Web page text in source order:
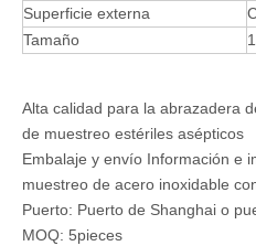
Superficie externa
Tamaño
Alta calidad para la abrazadera
de muestreo estériles asépticos
Embalaje y envío Información e
muestreo de acero inoxidable
Puerto: Puerto de Shanghai o
MOQ: 5pieces